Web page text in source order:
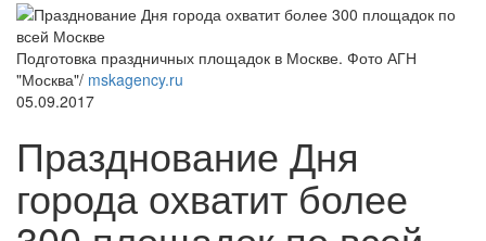
Подготовка праздничных площадок в Москве. Фото АГН
"Москва"/ mskagency.ru
05.09.2017
Празднование Дня
города охватит более